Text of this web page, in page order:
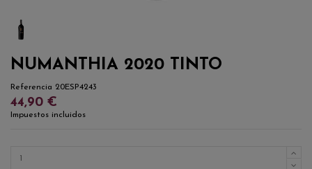
NUMANTHIA 2020 TINTO
Referencia 20ESP4243
44,90 €
Impuestos incluidos